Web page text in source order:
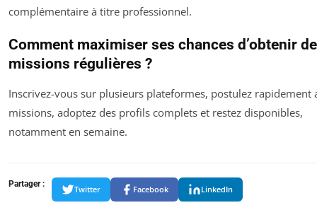
complémentaire à titre professionnel.
Comment maximiser ses chances d’obtenir
missions régulières ?
Inscrivez-vous sur plusieurs plateformes, postulez rapidement
missions, adoptez des profils complets et restez disponibles,
notamment en semaine.
Partager :
Twitter Facebook LinkedIn